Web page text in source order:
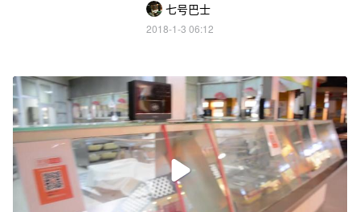
七号巴士
2018-1-3 06:12